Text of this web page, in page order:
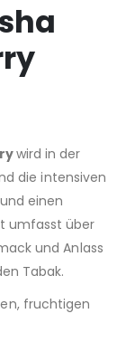
wird in der
die intensiven
einen
umfasst über
und Anlass
Tabak.
fruchtigen